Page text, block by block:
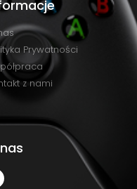
Prywatności
z nami